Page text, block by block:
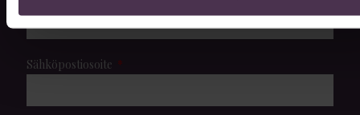
Sähköpostiosoite